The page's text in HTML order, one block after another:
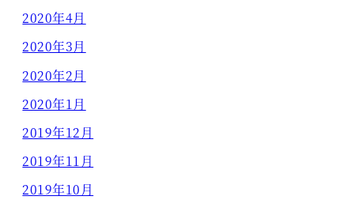
2020年4月
2020年3月
2020年2月
2020年1月
2019年12月
2019年11月
2019年10月